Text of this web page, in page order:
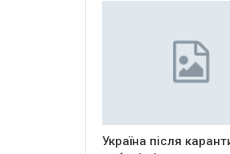
Україна після